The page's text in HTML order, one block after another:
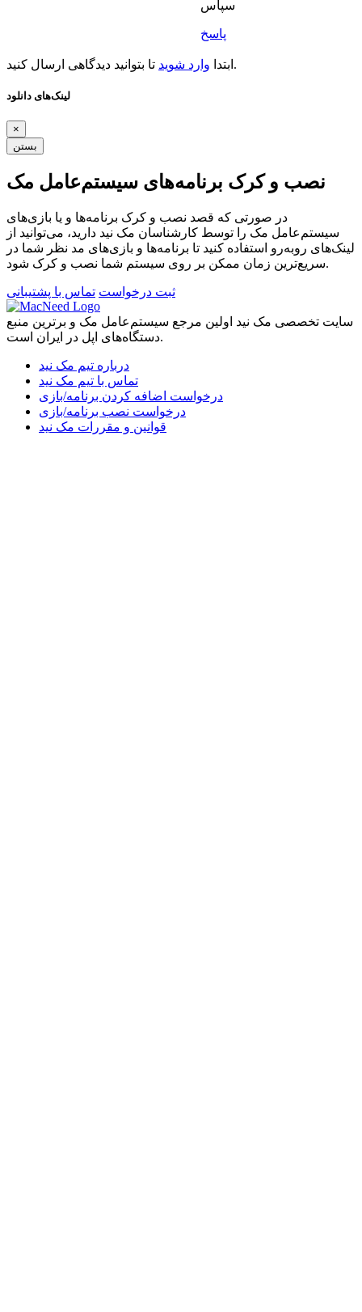
سپاس
پاسخ
ابتدا وارد شوید تا بتوانید دیدگاهی ارسال کنید.
لینک‌های دانلود
×
بستن
نصب و کرک برنامه‌های سیستم‌عامل مک
در صورتی که قصد نصب و کرک برنامه‌ها و یا بازی‌های
سیستم‌عامل مک را توسط کارشناسان مک نید دارید، می‌توانید از
لینک‌های رو‌به‌رو استفاده کنید تا برنامه‌ها و بازی‌های مد نظر شما در
سریع‌ترین زمان ممکن بر روی سیستم شما نصب و کرک شود.
ثبت درخواست تماس با پشتیبانی
سایت تخصصی مک نید اولین مرجع سیستم‌عامل مک و برترین منبع
دستگاه‌های اپل در ایران است.
درباره تیم مک نید
تماس با تیم مک نید
درخواست اضافه کردن برنامه/بازی
درخواست نصب برنامه/بازی
قوانین و مقررات مک نید